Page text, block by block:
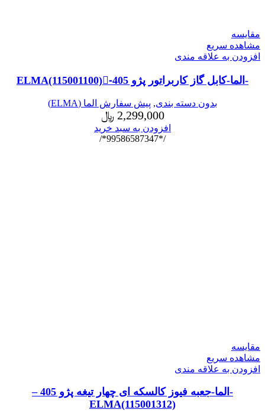
مقایسه
مشاهده سریع
افزودن به علاقه مندی
-الما-کابل گاز کاربراتور پژو 405-ٍELMA(115001100)
بدون دسته بندی, پیش سفارش الما (ELMA)
2,299,000 ﷼
افزودن به سبد خرید
/*99586587347*/
مقایسه
مشاهده سریع
افزودن به علاقه مندی
-الما-جعبه فیوز کالسکه ای چهار تیغه پژو 405 –
ELMA(115001312)